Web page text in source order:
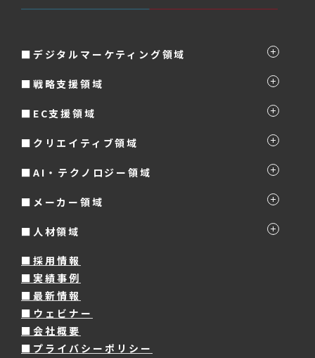
■デジタルマーケティング領域
■戦略支援領域
■EC支援領域
■クリエイティブ領域
■AI・テクノロジー領域
■メーカー領域
■人材領域
■採用情報
■実績事例
■最新情報
■ウェビナー
■会社概要
■プライバシーポリシー